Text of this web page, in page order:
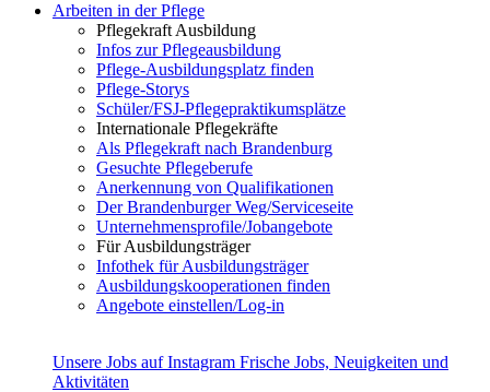
Arbeiten in der Pflege
Pflegekraft Ausbildung
Infos zur Pflegeausbildung
Pflege-Ausbildungsplatz finden
Pflege-Storys
Schüler/FSJ-Pflegepraktikumsplätze
Internationale Pflegekräfte
Als Pflegekraft nach Brandenburg
Gesuchte Pflegeberufe
Anerkennung von Qualifikationen
Der Brandenburger Weg/Serviceseite
Unternehmensprofile/Jobangebote
Für Ausbildungsträger
Infothek für Ausbildungsträger
Ausbildungskooperationen finden
Angebote einstellen/Log-in
Unsere Jobs auf Instagram Frische Jobs, Neuigkeiten und
Aktivitäten